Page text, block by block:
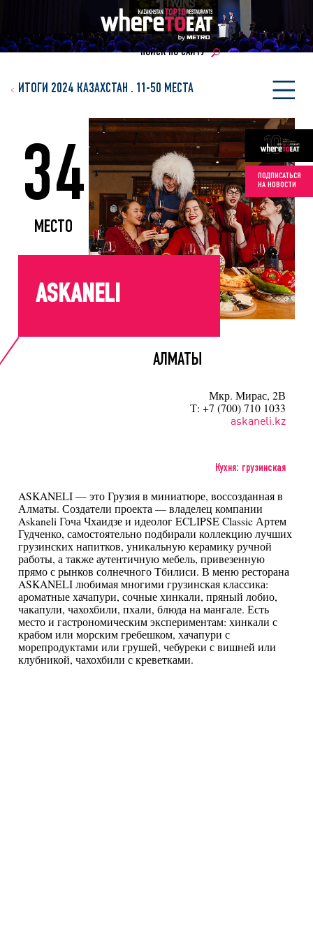
ПОИСК ПО САЙТУ
ПОДПИСАТЬСЯ
НА НОВОСТИ
ИТОГИ 2024 КАЗАХСТАН . 11-50 МЕСТА
34
МЕСТО
ASKANELI
АЛМАТЫ
Мкр. Мирас, 2В
Т: +7 (700) 710 1033
askaneli.kz
Кухня: грузинская
ASKANELI — это Грузия в миниатюре, воссозданная в
Алматы. Создатели проекта — владелец компании
Askaneli Гоча Чхаидзе и идеолог ECLIPSE Classic Артем
Гудченко, самостоятельно подбирали коллекцию лучших
грузинских напитков, уникальную керамику ручной
работы, а также аутентичную мебель, привезенную
прямо с рынков солнечного Тбилиси. В меню ресторана
ASKANELI любимая многими грузинская классика:
ароматные хачапури, сочные хинкали, пряный лобио,
чакапули, чахохбили, пхали, блюда на мангале. Есть
место и гастрономическим экспериментам: хинкали с
крабом или морским гребешком, хачапури с
морепродуктами или грушей, чебуреки с вишней или
клубникой, чахохбили с креветками.